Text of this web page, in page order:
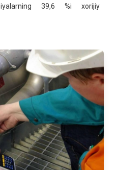
39,6 %i xorijiy